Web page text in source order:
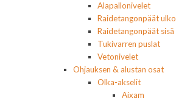
Alapallonivelet
Raidetangonpäät ulko
Raidetangonpäät sisä
Tukivarren puslat
Vetonivelet
Ohjauksen & alustan osat
Olka-akselit
Aixam